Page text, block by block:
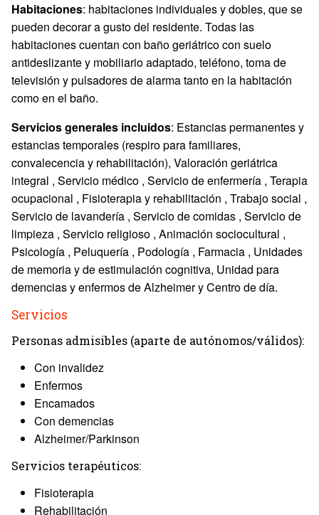
Habitaciones: habitaciones individuales y dobles, que se
pueden decorar a gusto del residente. Todas las
habitaciones cuentan con baño geriátrico con suelo
antideslizante y mobiliario adaptado, teléfono, toma de
televisión y pulsadores de alarma tanto en la habitación
como en el baño.
Servicios generales incluidos: Estancias permanentes y
estancias temporales (respiro para familiares,
convalecencia y rehabilitación), Valoración geriátrica
integral , Servicio médico , Servicio de enfermería , Terapia
ocupacional , Fisioterapia y rehabilitación , Trabajo social ,
Servicio de lavandería , Servicio de comidas , Servicio de
limpieza , Servicio religioso , Animación sociocultural ,
Psicología , Peluquería , Podología , Farmacia , Unidades
de memoria y de estimulación cognitiva, Unidad para
demencias y enfermos de Alzheimer y Centro de día.
Servicios
Personas admisibles (aparte de autónomos/válidos):
Con invalidez
Enfermos
Encamados
Con demencias
Alzheimer/Parkinson
Servicios terapéuticos:
Fisioterapia
Rehabilitación